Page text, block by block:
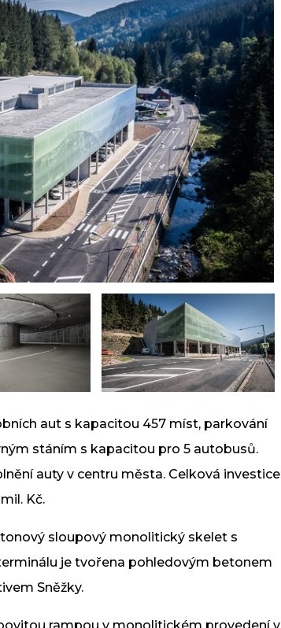
Polské mosty
Chlumcem nad Cidlinou a
Trutnovem
aut s kapacitou 457 míst, parkování
stáním s kapacitou pro 5 autobusů.
auty v centru města. Celková investice
Kč.
sloupový monolitický skelet s
je tvořena pohledovým betonem
Sněžky.